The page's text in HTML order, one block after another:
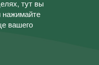
тут вы
вашего